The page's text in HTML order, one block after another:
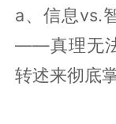
a、信息vs.
——真理无
转述来彻底掌